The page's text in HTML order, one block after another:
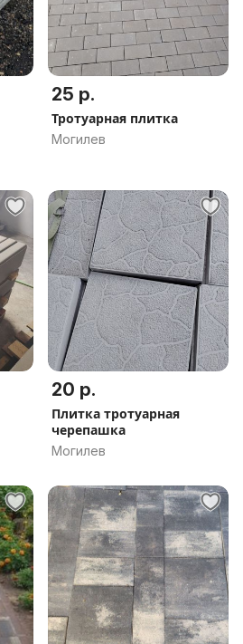
25 р.
Тротуарная плитка
Могилев
20 р.
Плитка тротуарная
черепашка
Могилев